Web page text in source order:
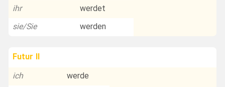
ihr
werdet
sie/Sie
werden
Futur II
ich
werde